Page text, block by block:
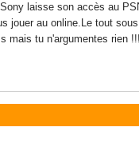
laisse son accès au
jouer au online.Le tout
mais tu n'argumentes rien !!!